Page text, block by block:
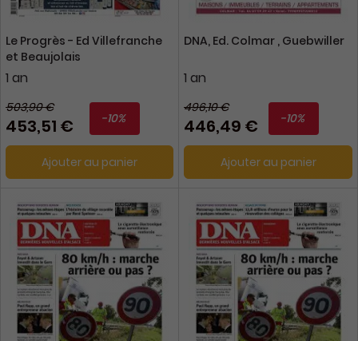
Le Progrès - Ed Villefranche
et Beaujolais
1 an
503,90 €
453,51 € -10%
Ajouter au panier
DNA, Ed. Colmar , Guebwiller
1 an
496,10 €
446,49 € -10%
Ajouter au panier